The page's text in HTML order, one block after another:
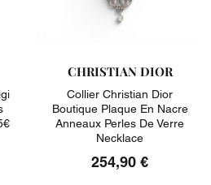
CHRISTIAN DIOR
Collier Christian Dior
Boutique Plaque En Nacre
Anneaux Perles De Verre
Necklace
254,90 €